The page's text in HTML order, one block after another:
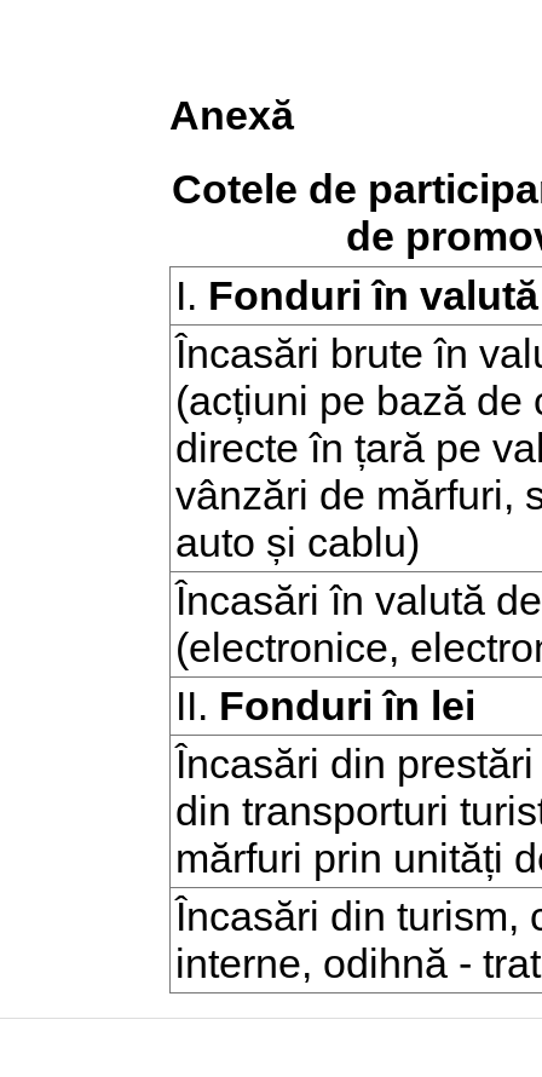
Anexă
Cotele de
de
I. Fonduri în valută
Încasări brute în
(acțiuni pe bază de
directe în țară pe
vânzări de mărfuri,
auto și cablu)
Încasări în valută
(electronice,
II. Fonduri în lei
Încasări din
din transporturi
mărfuri prin unități
Încasări din turism,
interne, odihnă -